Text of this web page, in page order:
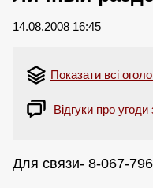
14.08.2008 16:45
Показати всі
Відгуки про
Для связи- 8-067-